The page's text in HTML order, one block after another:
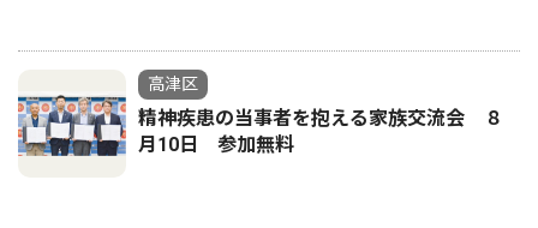
高津区
精神疾患の当事者を抱える家族交流会 ８
月10日 参加無料